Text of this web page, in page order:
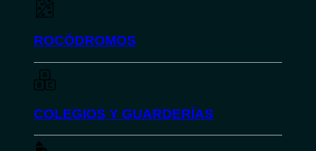
ROCÓDROMOS
COLEGIOS Y GUARDERÍAS